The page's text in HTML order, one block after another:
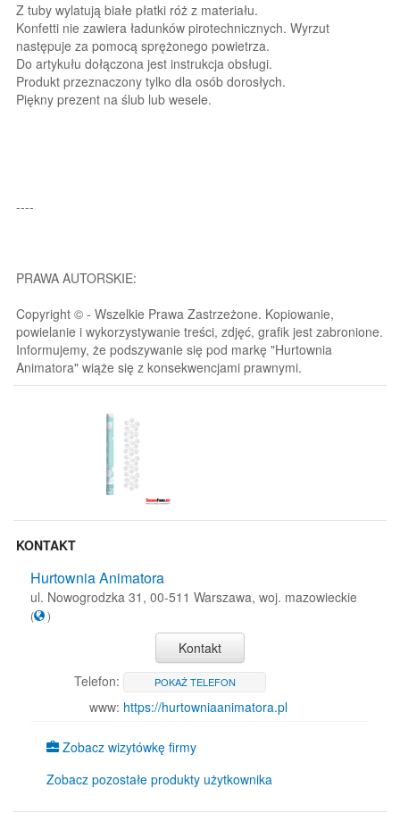
Z tuby wylatują białe płatki róż z materiału.
Konfetti nie zawiera ładunków pirotechnicznych. Wyrzut
następuje za pomocą sprężonego powietrza.
Do artykułu dołączona jest instrukcja obsługi.
Produkt przeznaczony tylko dla osób dorosłych.
Piękny prezent na ślub lub wesele.
----
PRAWA AUTORSKIE:
Copyright © - Wszelkie Prawa Zastrzeżone. Kopiowanie,
powielanie i wykorzystywanie treści, zdjęć, grafik jest zabronione.
Informujemy, że podszywanie się pod markę "Hurtownia
Animatora" wiąże się z konsekwencjami prawnymi.
KONTAKT
Hurtownia Animatora
ul. Nowogrodzka 31, 00-511 Warszawa, woj. mazowieckie
( )
Kontakt
Telefon:
POKAŻ TELEFON
www: https://hurtowniaanimatora.pl
Zobacz wizytówkę firmy
Zobacz pozostałe produkty użytkownika